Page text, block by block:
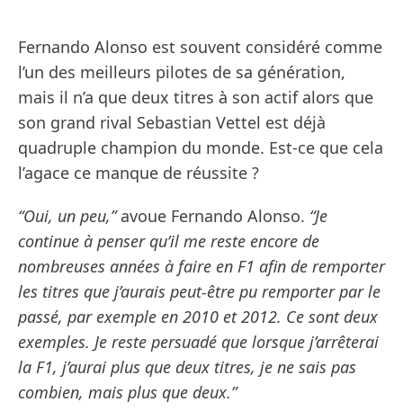
Fernando Alonso est souvent considéré comme
l’un des meilleurs pilotes de sa génération,
mais il n’a que deux titres à son actif alors que
son grand rival Sebastian Vettel est déjà
quadruple champion du monde. Est-ce que cela
l’agace ce manque de réussite ?
“Oui, un peu,”avoue Fernando Alonso. “Je
continue à penser qu’il me reste encore de
nombreuses années à faire en F1 afin de remporter
les titres que j’aurais peut-être pu remporter par le
passé, par exemple en 2010 et 2012. Ce sont deux
exemples. Je reste persuadé que lorsque j’arrêterai
la F1, j’aurai plus que deux titres, je ne sais pas
combien, mais plus que deux.”